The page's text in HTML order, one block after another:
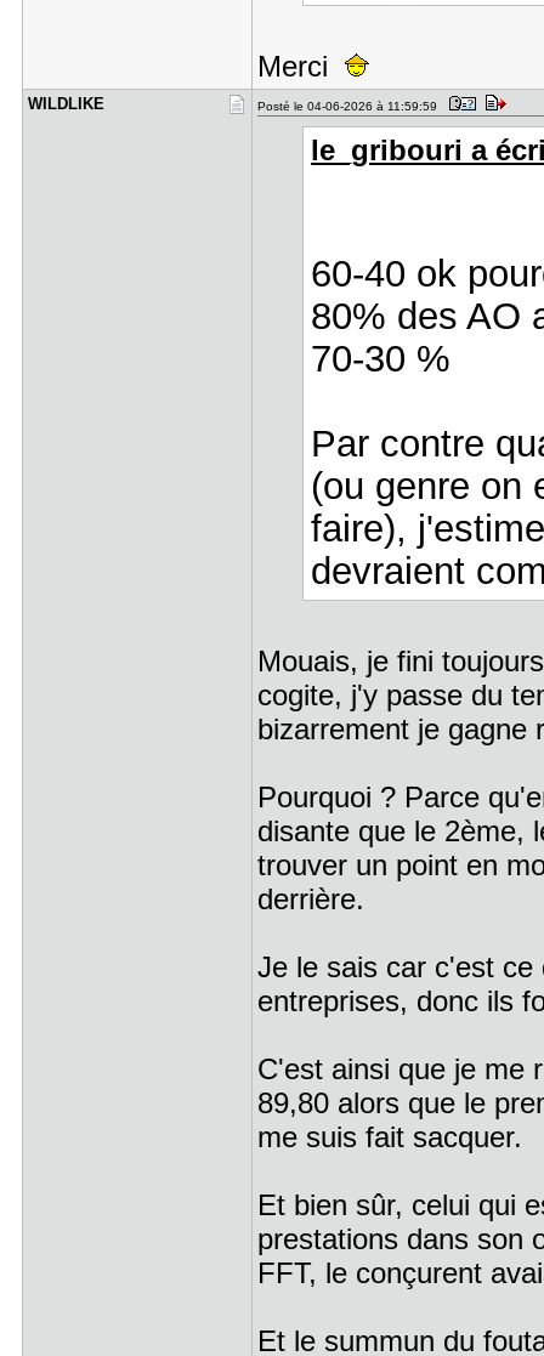
Merci
WILDLIKE Posté le 04-06-2026 à 11:59:59
le_gribouri a
60-40 ok
80% des AO
70-30 %
Par contre
(ou genre on
faire),
devraient
Mouais, je fini
cogite, j'y passe du
bizarrement je gagne
Pourquoi ? Parce
disante que le 2ème,
trouver un point en
derrière.
Je le sais car c'est ce
entreprises, donc ils
C'est ainsi que je me
89,80 alors que le
me suis fait sacquer.
Et bien sûr, celui qui
prestations dans son
FFT, le conçurent
Et le summun du